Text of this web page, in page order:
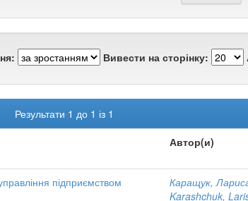
Вивести на сторінку:
Результати 1 до 1 із 1
Автор(и)
підприємством Каращук,
Karashchuk,